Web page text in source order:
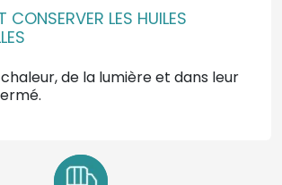
CONSERVER LES HUILES
de la lumière et dans leur